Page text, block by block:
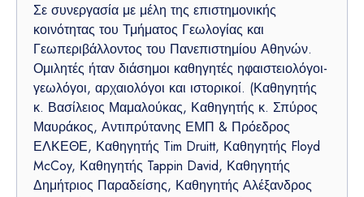
Σε συνεργασία με μέλη της επιστημονικής
κοινότητας του Τμήματος Γεωλογίας και
Γεωπεριβάλλοντος του Πανεπιστημίου Αθηνών.
Ομιλητές ήταν διάσημοι καθηγητές ηφαιστειολόγοι-
γεωλόγοι, αρχαιολόγοι και ιστορικοί. (Καθηγητής
κ. Βασίλειος Μαμαλούκας, Καθηγητής κ. Σπύρος
Μαυράκος, Αντιπρύτανης ΕΜΠ & Πρόεδρος
ΕΛΚΕΘΕ, Καθηγητής Tim Druitt, Καθηγητής Floyd
McCoy, Καθηγητής Tappin David, Καθηγητής
Δημήτριος Παραδείσης, Καθηγητής Αλέξανδρος